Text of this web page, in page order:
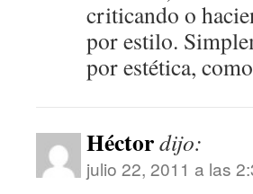
criticando o
por estilo.
por estética,
Héctordijo:
julio 22, 2011 a las